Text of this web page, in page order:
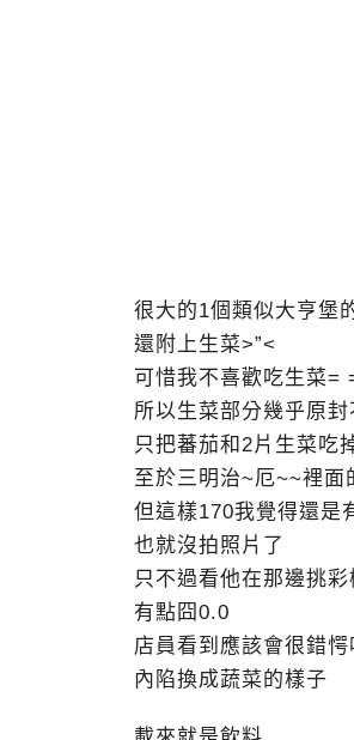
很大的1個類似大亨堡
還附上生菜>”<
可惜我不喜歡吃生菜=
所以生菜部分幾乎原封
只把蕃茄和2片生菜吃
至於三明治~厄~~裡
但這樣170我覺得還是
也就沒拍照片了
只不過看他在那邊挑彩
有點囧0.0
店員看到應該會很錯
內陷換成蔬菜的樣子